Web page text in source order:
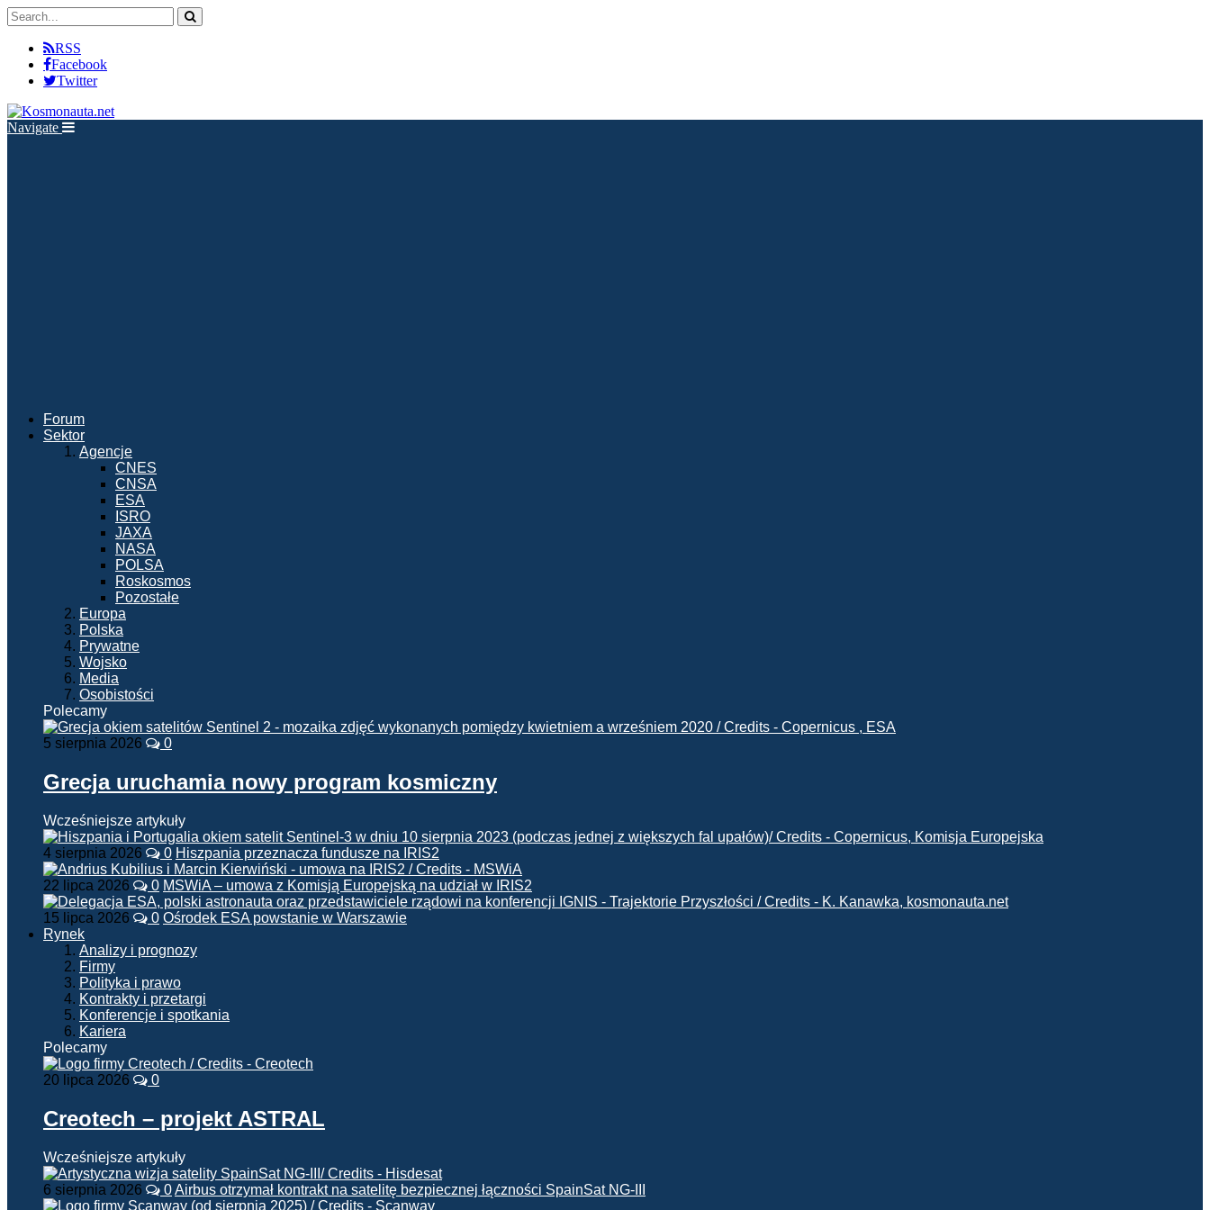
RSS
Facebook
Twitter
Navigate
Forum
Sektor
Agencje
CNES
CNSA
ESA
ISRO
JAXA
NASA
POLSA
Roskosmos
Pozostałe
Europa
Polska
Prywatne
Wojsko
Media
Osobistości
Polecamy
5 sierpnia 2026 0
Grecja uruchamia nowy program kosmiczny
Wcześniejsze artykuły
4 sierpnia 2026 0 Hiszpania przeznacza fundusze na IRIS2
22 lipca 2026 0 MSWiA – umowa z Komisją Europejską na udział w IRIS2
15 lipca 2026 0 Ośrodek ESA powstanie w Warszawie
Rynek
Analizy i prognozy
Firmy
Polityka i prawo
Kontrakty i przetargi
Konferencje i spotkania
Kariera
Polecamy
20 lipca 2026 0
Creotech – projekt ASTRAL
Wcześniejsze artykuły
6 sierpnia 2026 0Airbus otrzymał kontrakt na satelitę bezpiecznej łączności SpainSat NG-III